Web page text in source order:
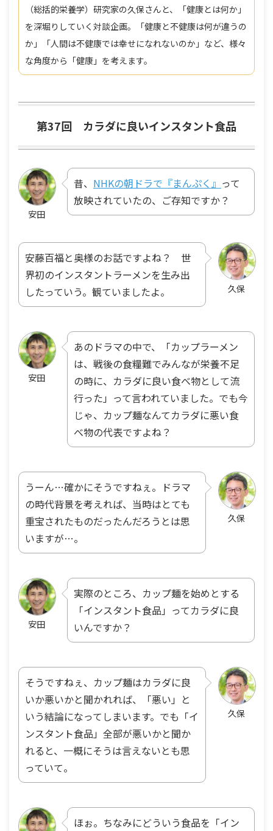
（総括的栄養学）研究家の久保さんと、「健康とは何か」
を深堀りしていく対談企画。「健康と不健康は何が違うの
か」「人間は不健康では幸せになれないのか」など、様々
な角度から「健康」を考えます。
第37回 カラダに良いインスタント食品
安田
昔、 NHKの朝ドラで『まんぷく』 って
放映されていたの、ご存知ですか？
久保
安藤百福と奥様のお話ですよね？ 世
界初のインスタントラーメンを生み出
したっていう。観ていましたよ。
安田
あのドラマの中で、「カップラーメン
は、戦後の食糧難でみんなが栄養不足
の時に、カラダに良い食べ物として流
行った」って言われていました。でも今
じゃ、カップ麺なんてカラダに悪い食
べ物の代表ですよね？
久保
うーん…確かにそうですねぇ。ドラマ
の時代背景を考えれば、当時はとても
重宝されたものだったんだろうとは思
いますが…。
安田
実際のところ、カップ麺を始めとする
「インスタント食品」ってカラダに良
いんですか？
久保
そうですねぇ、カップ麺はカラダに良
いか悪いかと聞かれれば、「悪い」と
いう結論になってしまいます。でも「イ
ンスタント食品」全部が悪いかと聞か
れると、一概にそうは言えないとも思
っていて。
ほぉ。ちなみにどういう食品を「イン